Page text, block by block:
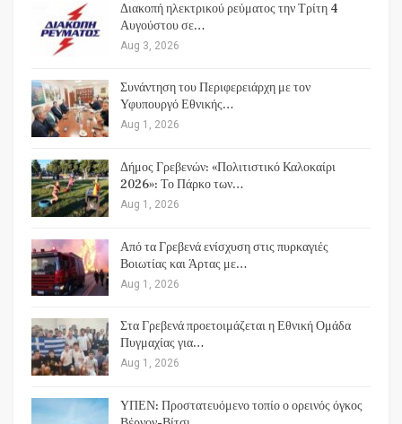
Διακοπή ηλεκτρικού ρεύματος την Τρίτη 4
Αυγούστου σε…
Aug 3, 2026
Συνάντηση του Περιφερειάρχη με τον
Υφυπουργό Εθνικής…
Aug 1, 2026
Δήμος Γρεβενών: «Πολιτιστικό Καλοκαίρι
2026»: Το Πάρκο των…
Aug 1, 2026
Από τα Γρεβενά ενίσχυση στις πυρκαγιές
Βοιωτίας και Άρτας με…
Aug 1, 2026
Στα Γρεβενά προετοιμάζεται η Εθνική Ομάδα
Πυγμαχίας για…
Aug 1, 2026
ΥΠΕΝ: Προστατευόμενο τοπίο ο ορεινός όγκος